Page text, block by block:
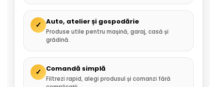
✓ Auto, atelier și gospodărie
Produse utile pentru mașină, garaj, casă și
grădină.
✓ Comandă simplă
Filtrezi rapid, alegi produsul și comanzi fără